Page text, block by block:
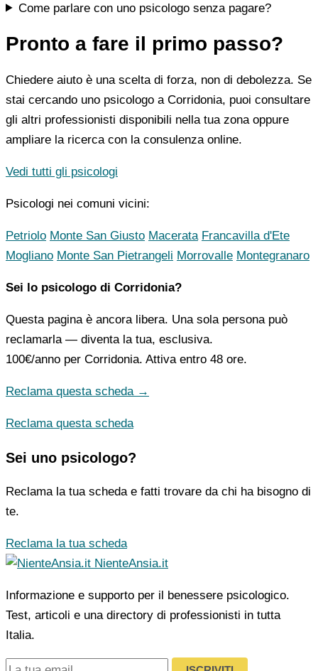
Come parlare con uno psicologo senza pagare?
Pronto a fare il primo passo?
Chiedere aiuto è una scelta di forza, non di debolezza. Se
stai cercando uno psicologo a Corridonia, puoi consultare
gli altri professionisti disponibili nella tua zona oppure
ampliare la ricerca con la consulenza online.
Vedi tutti gli psicologi
Psicologi nei comuni vicini:
Petriolo Monte San Giusto Macerata Francavilla d'Ete
Mogliano Monte San Pietrangeli Morrovalle Montegranaro
Sei lo psicologo di Corridonia?
Questa pagina è ancora libera. Una sola persona può
reclamarla — diventa la tua, esclusiva.
100€/anno per Corridonia. Attiva entro 48 ore.
Reclama questa scheda →
Reclama questa scheda
Sei uno psicologo?
Reclama la tua scheda e fatti trovare da chi ha bisogno di
te.
Reclama la tua scheda
NienteAnsia.it
Informazione e supporto per il benessere psicologico.
Test, articoli e una directory di professionisti in tutta
Italia.